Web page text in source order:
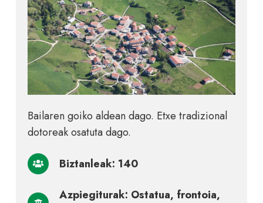
Bailaren goiko aldean dago. Etxe tradizional
dotoreak osatuta dago.
Biztanleak: 140
Azpiegiturak: Ostatua, frontoia,